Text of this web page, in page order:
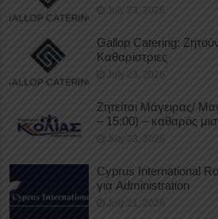
July 23, 2026
Gallop Catering:
Καθαρίστριες
July 23, 2026
Ζητείται Μάγειρας/
– 15:00) – καθαρός
July 23, 2026
Cyprus International
για Administration
July 21, 2026